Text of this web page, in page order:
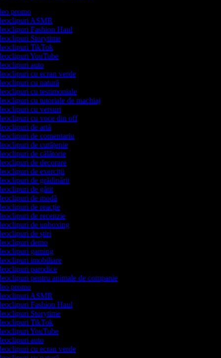
promo
ASMR
Fashion Haul
Storytime
TikTok
YouTube
auto
cu ecran verde
cu natură
cu testimoniale
cu tutoriale de machiaj
cu versuri
cu voce din off
de artă
de comentariu
de curățenie
de călătorie
de decorare
de exerciții
de grădinărit
de gătit
de modă
de reacție
de recenzie
de unboxing
de știri
demo
gaming
imobiliare
parodice
pentru animale de companie
promo
ASMR
Fashion Haul
Storytime
TikTok
YouTube
auto
cu ecran verde